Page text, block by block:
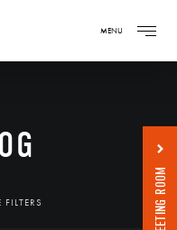
MENU
E-MEETING ROOM